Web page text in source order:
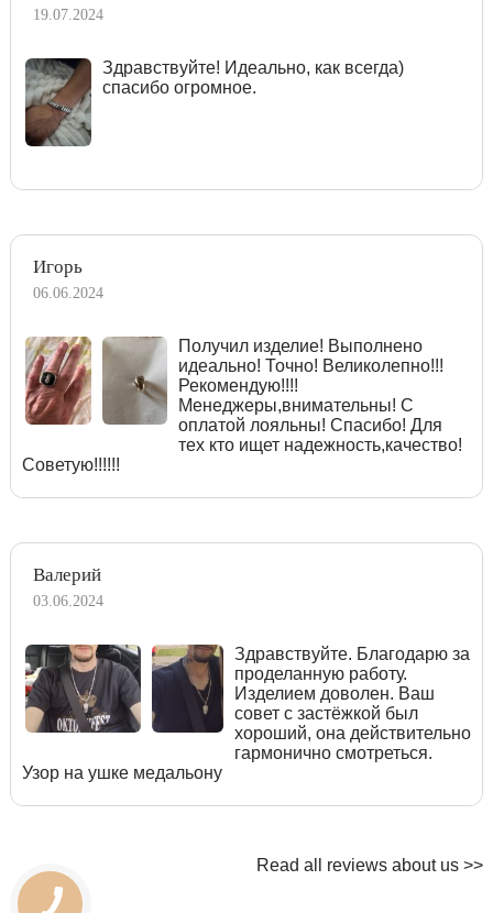
19.07.2024
Здравствуйте! Идеально, как всегда)
спасибо огромное.
Игорь
06.06.2024
Получил изделие! Выполнено
идеально! Точно! Великолепно!!!
Рекомендую!!!!
Менеджеры,внимательны! С
оплатой лояльны! Спасибо! Для
тех кто ищет надежность,качество!
Советую!!!!!!
Валерий
03.06.2024
Здравствуйте. Благодарю за
проделанную работу.
Изделием доволен. Ваш
совет с застёжкой был
хороший, она действительно
гармонично смотреться.
Узор на ушке медальону
Read all reviews about us >>